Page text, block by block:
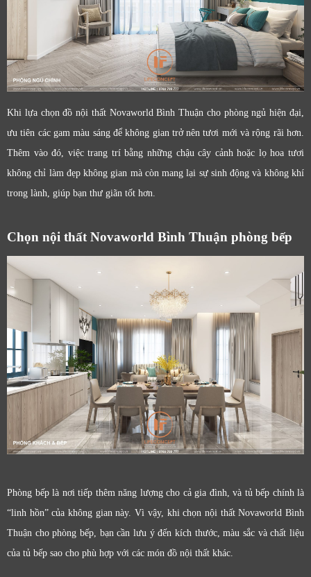
Khi lựa chọn đồ nội thất Novaworld Bình Thuận cho phòng ngủ hiện đại,
ưu tiên các gam màu sáng để không gian trở nên tươi mới và rộng rãi hơn.
Thêm vào đó, việc trang trí bằng những chậu cây cảnh hoặc lọ hoa tươi
không chỉ làm đẹp không gian mà còn mang lại sự sinh động và không khí
trong lành, giúp bạn thư giãn tốt hơn.
Chọn nội thất Novaworld Bình Thuận phòng bếp
Phòng bếp là nơi tiếp thêm năng lượng cho cả gia đình, và tủ bếp chính là
“linh hồn” của không gian này. Vì vậy, khi chọn nội thất Novaworld Bình
Thuận cho phòng bếp, bạn cần lưu ý đến kích thước, màu sắc và chất liệu
của tủ bếp sao cho phù hợp với các món đồ nội thất khác.